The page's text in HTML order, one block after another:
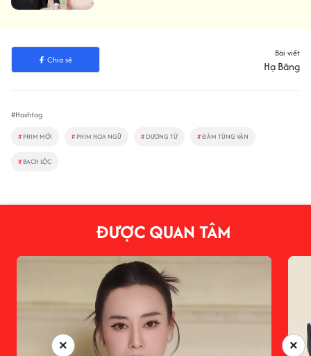
Chia sẻ
Bài viết
Hạ Băng
#Hashtag
# PHIM MỚI # PHIM HOA NGỮ # DƯƠNG TỬ #ĐÀM TÙNG VẬN
# BẠCH LỘC
ĐƯỢC QUAN TÂM
×
×